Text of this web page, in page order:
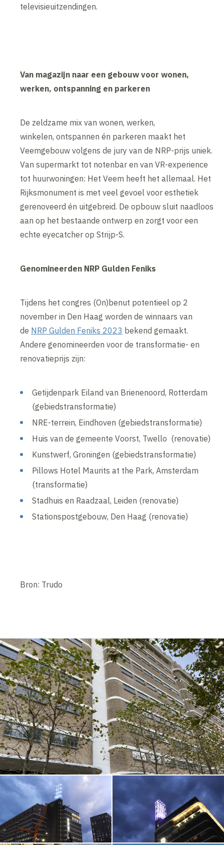
televisieuitzendingen.
Van magazijn naar een gebouw voor wonen,
werken, ontspanning en parkeren
De zeldzame mix van wonen, werken,
winkelen, ontspannen én parkeren maakt het
Veemgebouw volgens de jury van de NRP-prijs uniek.
Van supermarkt tot notenbar en van VR-experience
tot huurwoningen: Het Veem heeft het allemaal. Het
Rijksmonument is met veel gevoel voor esthetiek
gerenoveerd én uitgebreid. De opbouw sluit naadloos
aan op het bestaande ontwerp en zorgt voor een
echte eyecatcher op Strijp-S.
Genomineerden NRP Gulden Feniks
Tijdens het congres (On)benut potentieel op 2
november in Den Haag worden de winnaars van
de NRP Gulden Feniks 2023 bekend gemaakt.
Andere genomineerden voor de transformatie- en
renovatieprijs zijn:
Getijdenpark Eiland van Brienenoord, Rotterdam
(gebiedstransformatie)
NRE-terrein, Eindhoven (gebiedstransformatie)
Huis van de gemeente Voorst, Twello (renovatie)
Kunstwerf, Groningen (gebiedstransformatie)
Pillows Hotel Maurits at the Park, Amsterdam
(transformatie)
Stadhuis en Raadzaal, Leiden (renovatie)
Stationspostgebouw, Den Haag (renovatie)
Bron: Trudo